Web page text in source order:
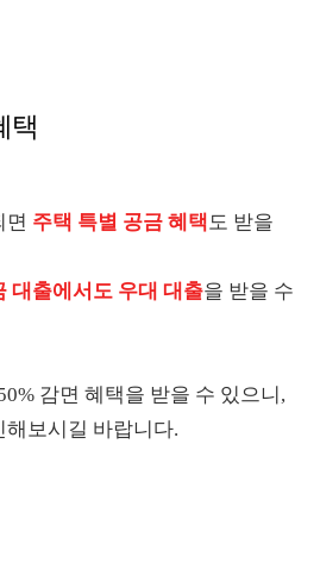
택
면 주택 특별 공금 혜택도 받을
대출에서도 우대 대출을 받을 수
감면 혜택을 받을 수 있으니,
보시길 바랍니다.